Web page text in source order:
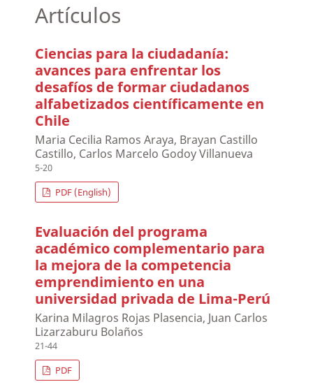
Artículos
Ciencias para la ciudadanía:
avances para enfrentar los
desafíos de formar ciudadanos
alfabetizados científicamente en
Chile
Maria Cecilia Ramos Araya, Brayan Castillo
Castillo, Carlos Marcelo Godoy Villanueva
5-20
PDF (English)
Evaluación del programa
académico complementario para
la mejora de la competencia
emprendimiento en una
universidad privada de Lima-Perú
Karina Milagros Rojas Plasencia, Juan Carlos
Lizarzaburu Bolaños
21-44
PDF